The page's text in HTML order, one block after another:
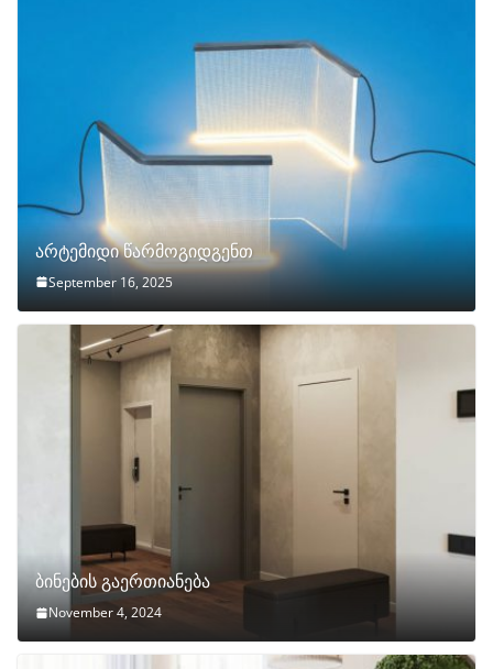
არტემიდი წარმოგიდგენთ
September 16, 2025
ბინების გაერთიანება
November 4, 2024